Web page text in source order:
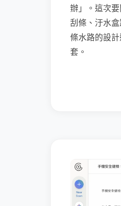
辦」。這次
刮條、汙水
條水路的設
套。